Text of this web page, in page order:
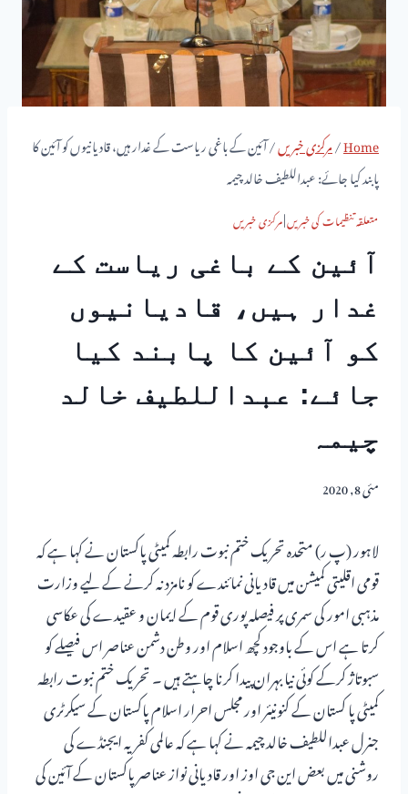
Home
/مرکزی خبریں/آئین کے باغی ریاست کے غدار ہیں، قادیانیوں کو آئین کا
پابند کیا جائے: عبداللطیف خالد چیمہ
متعلقہ تنظیمات کی خبریں|مرکزی خبریں
آئین کے باغی ریاست کے
غدار ہیں، قادیانیوں
کو آئین کا پابند کیا
جائے: عبداللطیف خالد
چیمہ
مئی 8, 2020
لاہور (پ ر) متحدہ تحریک ختم نبوت رابطہ کمیٹی پاکستان نے کہا ہے کہ
قومی اقلیتی کمیشن میں قادیانی نمائندے کو نامزد نہ کرنے کے لیے وزارت
مذہبی امور کی سمری پر فیصلہ پوری قوم کے ایمان و عقیدے کی عکاسی
کرتا ہے اس کے باوجود کچھ اسلام اور وطن دشمن عناصر اس فیصلے کو
سبوتاژ کرکے کوئی نیا بہران پیدا کرنا چاہتے ہیں ۔ تحریک ختم نبوت رابطہ
کمیٹی پا کستان کے کنونیئر اور مجلس احرار اسلام پاکستان کے سیکرٹری
جنرل عبداللطیف خالد چیمہ نے کہا ہے کہ عالمی کفریہ ایجنڈے کی
روشنی میں بعض این جی اوز اور قادیانی نواز عناصر پاکستان کے آئین کی